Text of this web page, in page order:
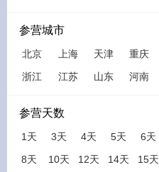
参营城市
北京 上海 天津 重庆
浙江
江苏 山东 河南
参营天数
1天 3天 4天 5天 6天
8天
10天 12天 14天 15天